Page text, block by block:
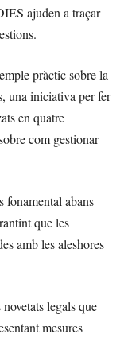
ajuden a traçar
pràctic sobre la
una iniciativa per fer
en quatre
com gestionar
fonamental abans
que les
amb les aleshores
legals que
mesures